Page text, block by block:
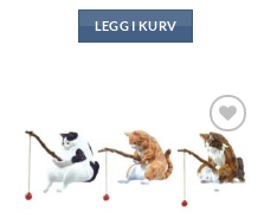
LEGG I KURV
Legg til i
ønskeliste